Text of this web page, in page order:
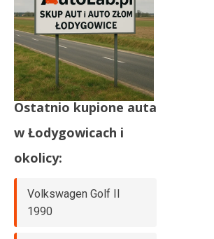
Ostatnio kupione auta
w Łodygowicach i
okolicy:
Volkswagen Golf II
1990